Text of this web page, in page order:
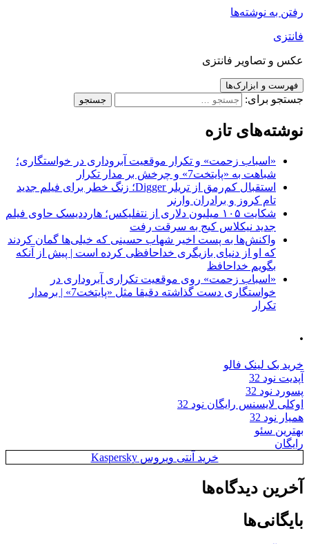
رفتن به نوشته‌ها
فانتزی
عکس و تصاویر فانتزی
فهرست و ابزارک‌ها
جستجو برای:
نوشته‌های تازه
«اسباب زحمت» و تکرار موقعیت آبروداری در خواستگاری؛
شباهت به «پایتخت7» و چرخش بر مدار تکرار
استقبال کم‌رمق از تریلر Digger؛ زنگ خطر برای فیلم جدید
تام کروز و برادران وارنر
شکایت ۱۰۵ میلیون دلاری از نتفلیکس؛ هارددیسک حاوی فیلم
جدید نیکلاس کیج به سرقت رفت
واکنش‌ها به پست اخیر شهاب حسینی که خیلی‌ها گمان کردند
که او از دنیای بازیگری خداحافظی کرده است | پیش از آنکه
بگویم خداحافظ
«اسباب زحمت» روی موقعیت تکراری آبروداری در
خواستگاری دست گذاشته دقیقا مثل «پایتخت7» | برمدار
تکرار
.
خرید بک لینک فالو
آپدیت نود 32
پسورد نود 32
اوکلی لایسنس رایگان نود 32
همیار نود 32
بهترین سئو
رایگان
خرید آنتی ویروس Kaspersky
آخرین دیدگاه‌ها
بایگانی‌ها